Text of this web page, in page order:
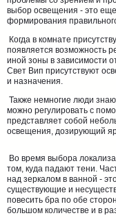
выбор освещения - это
формирования
Когда в комнате
появляется возможность
иной зоны в зависимости
Свет Вип присутствуют
и назначения.
Также немногие люди
можно регулировать с
представляет собой
освещения, дозирующий
Во время выбора
том, куда падают тени.
над зеркалом в ванной -
существующие и
повесить бра по обе
большом количестве и в